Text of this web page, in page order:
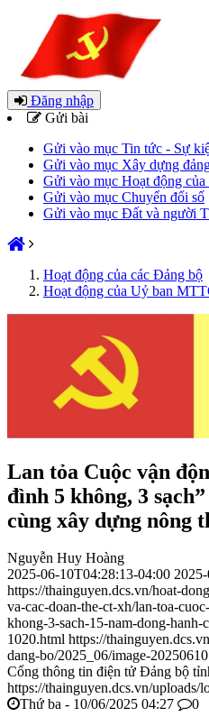
Đăng nhập
Gửi bài
Gửi vào mục Tin tức - Sự
Gửi vào mục Xây dựng
Gửi vào mục Hoạt động của
Gửi vào mục Chuyển đổi số
Gửi vào mục Đất và người
Hoạt động của các Đảng bộ
Hoạt động của Uỷ ban
Lan tỏa Cuộc vận
đình 5 không, 3
cùng xây dựng nông
Nguyễn Huy Hoàng
2025-06-10T04:28:13-04:00
https://thainguyen.dcs.vn/hoat-
va-cac-doan-the-ct-xh/lan-toa-
khong-3-sach-15-nam-dong-
1020.html https://
dang-bo/2025_06/image-
Cổng thông tin điện tử Đảng bộ
https://thainguyen.dcs.vn/uploads/
Thứ ba - 10/06/2025 04:27
0